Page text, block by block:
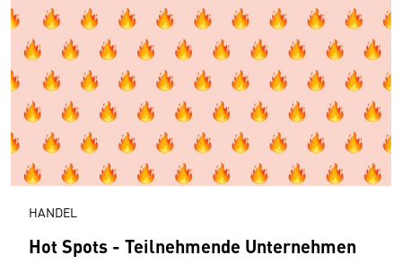
HANDEL
Hot Spots - Teilnehmende Unternehmen